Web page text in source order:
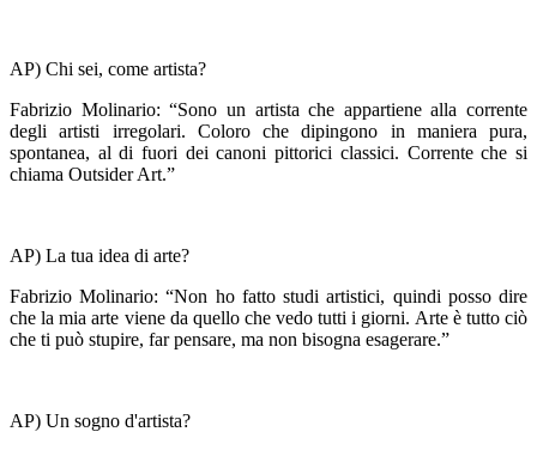
AP) Chi sei, come artista?
Fabrizio Molinario: “Sono un artista che appartiene alla corrente
degli artisti irregolari. Coloro che dipingono in maniera pura,
spontanea, al di fuori dei canoni pittorici classici. Corrente che si
chiama Outsider Art.”
AP) La tua idea di arte?
Fabrizio Molinario: “Non ho fatto studi artistici, quindi posso dire
che la mia arte viene da quello che vedo tutti i giorni. Arte è tutto ciò
che ti può stupire, far pensare, ma non bisogna esagerare.”
AP) Un sogno d'artista?